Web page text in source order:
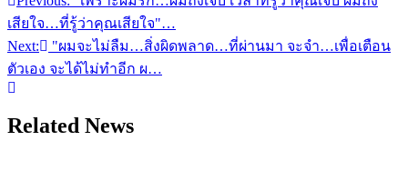
แนะแนว
เรื่อง
เสียใจ…ที่รู้ว่าคุณเสียใจ"…
Next:
"ผมจะไม่ลืม…สิ่งผิดพลาด…ที่ผ่านมา จะจำ…เพื่อเตือน
ตัวเอง จะได้ไม่ทำอีก ผ…
Related News